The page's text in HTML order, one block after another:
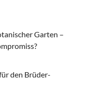
Garten –
den Brüder-